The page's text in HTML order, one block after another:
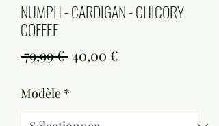
NUMPH - CARDIGAN - CHICORY
COFFEE
79,99 € Prix
40,00 €
Modèle *